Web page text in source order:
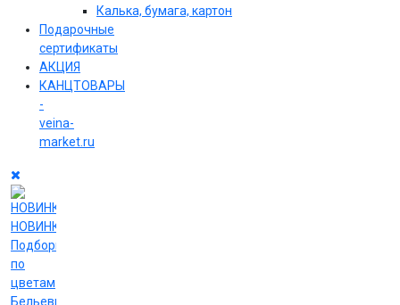
Калька, бумага, картон
Подарочные
сертификаты
АКЦИЯ
КАНЦТОВАРЫ
-
veina-
market.ru
НОВИНКИ
Подборки
по
цветам
Бельевые